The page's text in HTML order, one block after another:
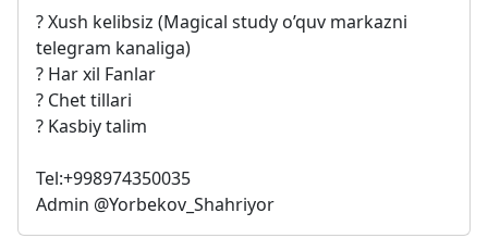
? Xush kelibsiz (Magical study o’quv markazni
telegram kanaliga)
? Har xil Fanlar
? Chet tillari
? Kasbiy talim
Tel:+998974350035
Admin @Yorbekov_Shahriyor